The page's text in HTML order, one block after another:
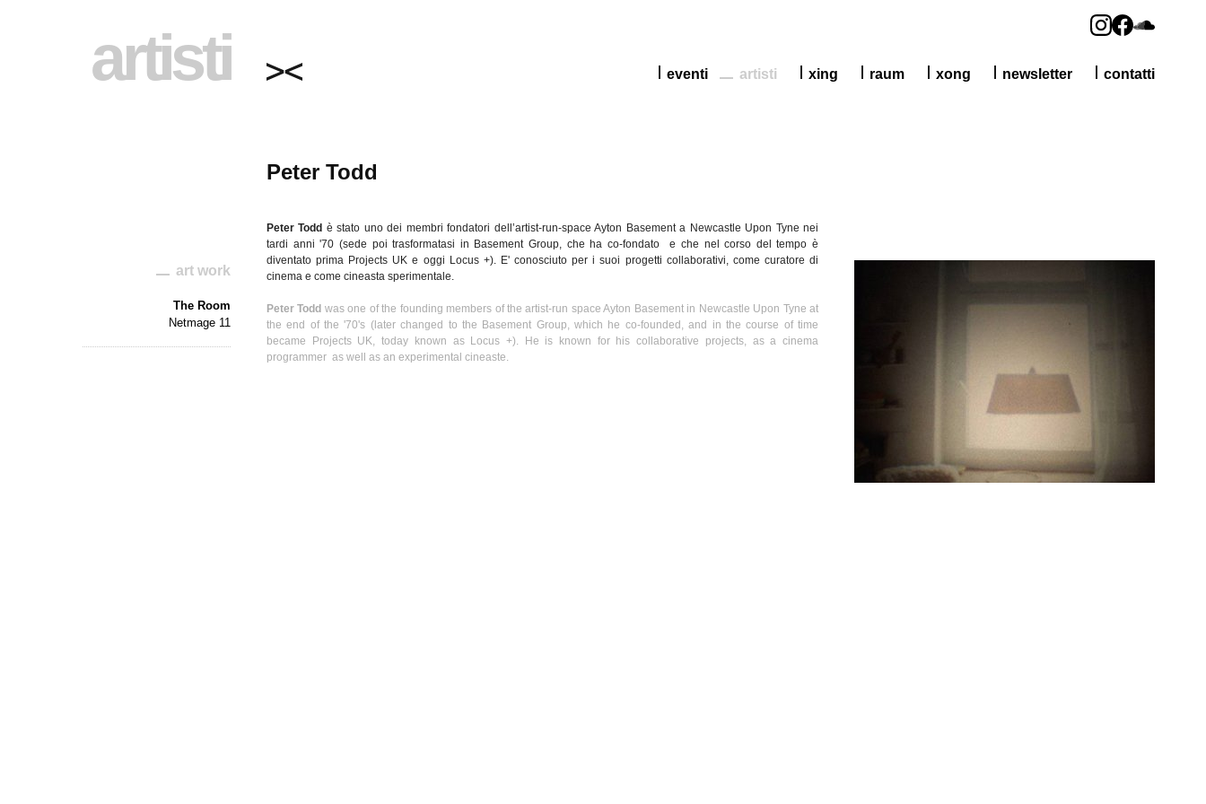
artisti contatti
newsletter
xong
raum
xing
artisti
eventi
art work
The Room
Netmage 11
Peter Todd
Peter Todd è stato uno dei membri fondatori dell’artist-run-space Ayton Basement a Newcastle Upon Tynenei
tardi anni '70 (sede poitrasformatasi in Basement Group, che ha co-fondatoe che nel corso del tempoè
diventato prima Projects UK e oggi Locus +). E'conosciuto per isuoi progetti collaborativi, come curatore di
cinema e come cineasta sperimentale.
Peter Todd was one of the founding members of the artist-run spaceAyton Basement in Newcastle Upon Tyne at
the end of the '70's (later changed to the Basement Group, which he co-founded, and in the course of time
became Projects UK, today known as Locus +). He is known for his collaborative projects, as a cinema
programmer as well as an experimental cineaste.